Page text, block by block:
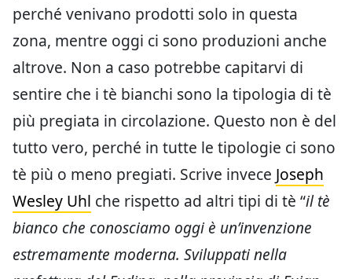
perché venivano prodotti solo in questa
zona, mentre oggi ci sono produzioni anche
altrove. Non a caso potrebbe capitarvi di
sentire che i tè bianchi sono la tipologia di tè
più pregiata in circolazione. Questo non è del
tutto vero, perché in tutte le tipologie ci sono
tè più o meno pregiati. Scrive invece Joseph
Wesley Uhl che rispetto ad altri tipi di tè “il tè
bianco che conosciamo oggi è un’invenzione
estremamente moderna. Sviluppati nella